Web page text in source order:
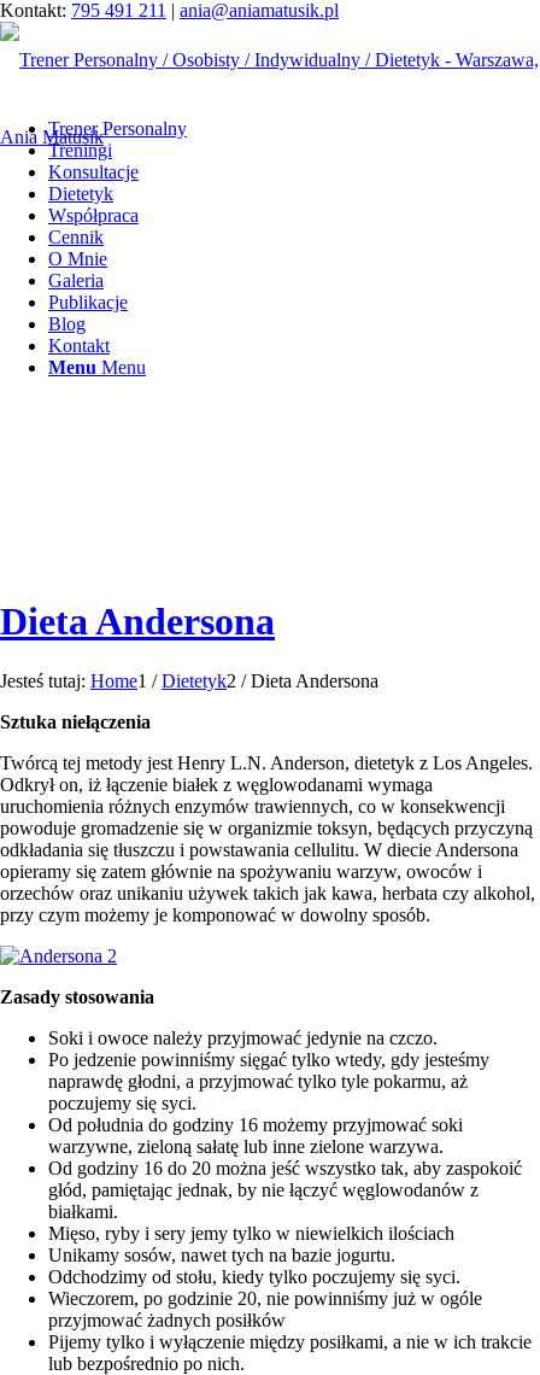
Kontakt: 795 491 211 | ania@aniamatusik.pl
Trener Personalny
Treningi
Konsultacje
Dietetyk
Współpraca
Cennik
O Mnie
Galeria
Publikacje
Blog
Kontakt
Menu Menu
Dieta Andersona
Jesteś tutaj: Home1 / Dietetyk2 / Dieta Andersona
Sztuka niełączenia
Twórcą tej metody jest Henry L.N. Anderson, dietetyk z Los Angeles.
Odkrył on, iż łączenie białek z węglowodanami wymaga
uruchomienia różnych enzymów trawiennych, co w konsekwencji
powoduje gromadzenie się w organizmie toksyn, będących przyczyną
odkładania się tłuszczu i powstawania cellulitu. W diecie Andersona
opieramy się zatem głównie na spożywaniu warzyw, owoców i
orzechów oraz unikaniu używek takich jak kawa, herbata czy alkohol,
przy czym możemy je komponować w dowolny sposób.
Zasady stosowania
Soki i owoce należy przyjmować jedynie na czczo.
Po jedzenie powinniśmy sięgać tylko wtedy, gdy jesteśmy
naprawdę głodni, a przyjmować tylko tyle pokarmu, aż
poczujemy się syci.
Od południa do godziny 16 możemy przyjmować soki
warzywne, zieloną sałatę lub inne zielone warzywa.
Od godziny 16 do 20 można jeść wszystko tak, aby zaspokoić
głód, pamiętając jednak, by nie łączyć węglowodanów z
białkami.
Mięso, ryby i sery jemy tylko w niewielkich ilościach
Unikamy sosów, nawet tych na bazie jogurtu.
Odchodzimy od stołu, kiedy tylko poczujemy się syci.
Wieczorem, po godzinie 20, nie powinniśmy już w ogóle
przyjmować żadnych posiłków
Pijemy tylko i wyłączenie między posiłkami, a nie w ich trakcie
lub bezpośrednio po nich.